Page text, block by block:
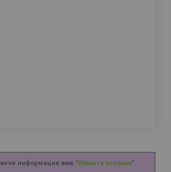
информация виж "Общите условия"